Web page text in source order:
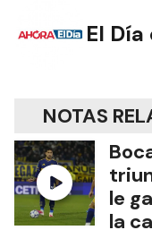
El
NOTAS
le
la